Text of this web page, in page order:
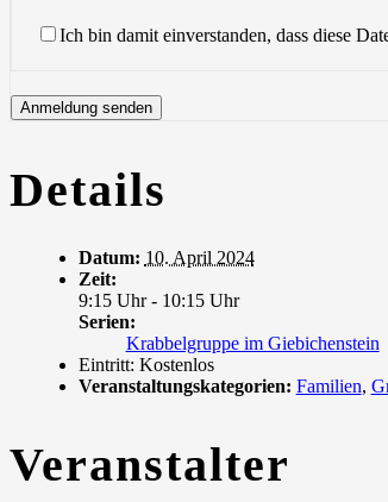
Ich bin damit einverstanden, dass diese
Details
Datum: 10. April 2024
Zeit:
9:15 Uhr - 10:15 Uhr
Serien:
Krabbelgruppe im Giebichenstein
Eintritt: Kostenlos
Veranstaltungskategorien: Familien,
Veranstalter